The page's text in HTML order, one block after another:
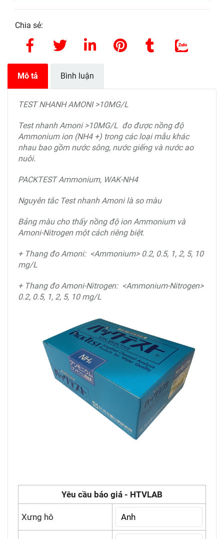
Chia sẻ:
Mô tả Bình luận
TEST NHANH AMONI >10MG/L
Test nhanh Amoni >10MG/L đo được nồng độ
Ammonium ion (NH4 +) trong các loại mẫu khác
nhau bao gồm nước sông, nước giếng và nước ao
nuôi.
PACKTEST Ammonium, WAK-NH4
Nguyên tắc Test nhanh Amoni là so màu
Bảng màu cho thấy nồng độ ion Ammonium và
Amoni-Nitrogen một cách riêng biệt.
+ Thang đo Amoni: <Ammonium> 0.2, 0.5, 1, 2, 5, 10
mg/L
+ Thang đo Amoni-Nitrogen: <Ammonium-Nitrogen>
0.2, 0.5, 1, 2, 5, 10 mg/L
Yêu cầu báo giá - HTVLAB
Xưng hô